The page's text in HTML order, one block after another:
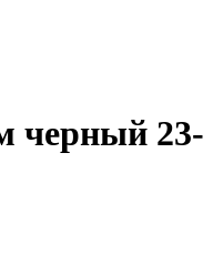
черный 23-